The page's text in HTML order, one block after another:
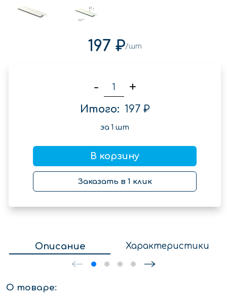
197 ₽/шт
- +
Итого: 197 ₽
за 1 шт
В корзину
Заказать в 1 клик
Описание Характеристики
О товаре: